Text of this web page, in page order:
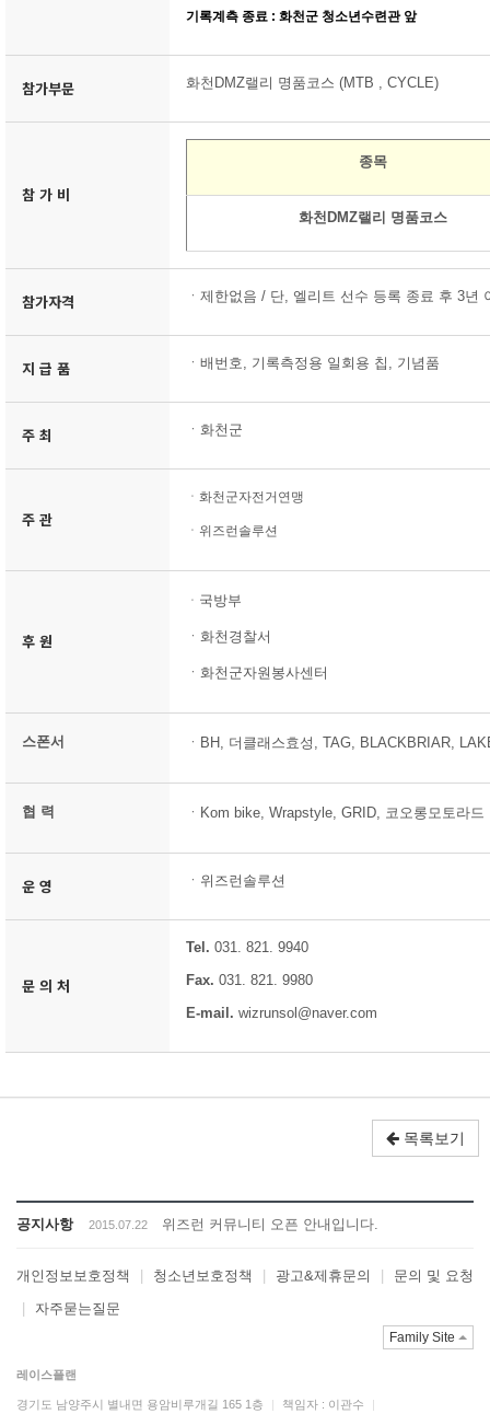
기록계측 종료 : 화천군 청소년수련관 앞
참가부문 화천DMZ랠리 명품코스 (MTB , CYCLE)
참 가 비
종목
화천DMZ랠리 명품코스
참가자격 ㆍ 제한없음 / 단, 엘리트 선수 등록 종료 후 3년
지 급 품 ㆍ배번호, 기록측정용 일회용 칩, 기념품
주 최 ㆍ화천군
주 관
ㆍ 화천군자전거연맹
ㆍ위즈런솔루션
후 원
ㆍ 국방부
ㆍ화천경찰서
ㆍ화천군자원봉사센터
스폰서 ㆍBH, 더클래스효성, TAG, BLACKBRIAR,
협 력 ㆍKom bike, Wrapstyle, GRID, 코오롱모토라드
운 영 ㆍ위즈런솔루션
문 의 처
Tel. 031. 821. 9940
Fax. 031. 821. 9980
E-mail. wizrunsol@naver.com
목록보기
공지사항 2015.07.22 위즈런 커뮤니티 오픈 안내입니다.
개인정보보호정책 | 청소년보호정책 | 광고&제휴문의 |
문의 및 요청
|
자주묻는질문
Family Site
레이스플랜
경기도 남양주시 별내면 용암비루개길 165 1층 | 책임자 : 이관수 |